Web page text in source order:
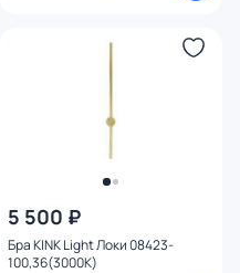
5 500 ₽
Бра KINK Light Локи 08423-
100,36(3000K)